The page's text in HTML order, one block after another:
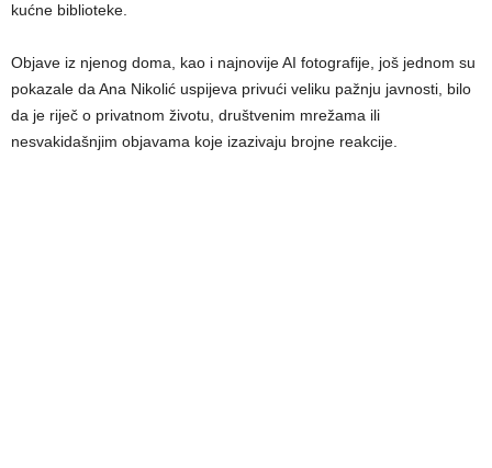
kućne biblioteke.
Objave iz njenog doma, kao i najnovije AI fotografije, još jednom su
pokazale da Ana Nikolić uspijeva privući veliku pažnju javnosti, bilo
da je riječ o privatnom životu, društvenim mrežama ili
nesvakidašnjim objavama koje izazivaju brojne reakcije.